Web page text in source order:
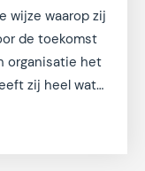
wijze waarop zij
de toekomst
organisatie het
zij heel wat
digitale